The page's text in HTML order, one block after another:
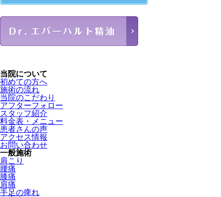
当院について
初めての方へ
施術の流れ
当院のこだわり
アフターフォロー
スタッフ紹介
料金表・メニュー
患者さんの声
アクセス情報
お問い合わせ
一般施術
肩こり
腰痛
膝痛
肩痛
手足の痺れ